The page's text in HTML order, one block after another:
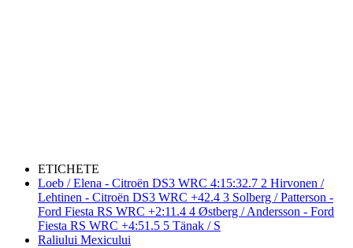
ETICHETE
Loeb / Elena - Citroën DS3 WRC 4:15:32.7 2 Hirvonen /
Lehtinen - Citroën DS3 WRC +42.4 3 Solberg / Patterson -
Ford Fiesta RS WRC +2:11.4 4 Østberg / Andersson - Ford
Fiesta RS WRC +4:51.5 5 Tänak / S
Raliului Mexicului